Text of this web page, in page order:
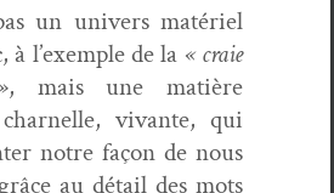
un univers matériel
à l’exemple de la « craie
, mais une matière
vivante, qui
notre façon de nous
au détail des mots